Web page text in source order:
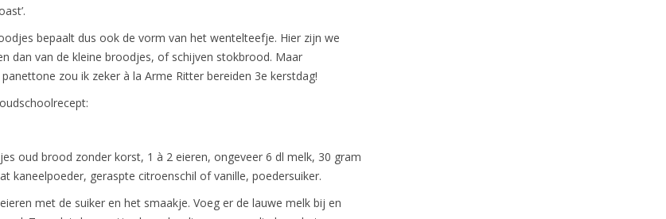
bepaalt dus ook de vorm van het wentelteefje. Hier zijn we
dan van de kleine broodjes, of schijven stokbrood. Maar
zou ik zeker à la Arme Ritter bereiden 3e kerstdag!
oud brood zonder korst, 1 à 2 eieren, ongeveer 6 dl melk, 30 gram
kaneelpoeder, geraspte citroenschil of vanille, poedersuiker.
met de suiker en het smaakje. Voeg er de lauwe melk bij en